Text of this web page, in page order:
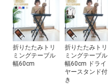
折りたたみトリ
ミングテーブル
幅60cm
折りたたみトリ
ミングテーブル
幅60cm ドライ
ヤースタンド付
き